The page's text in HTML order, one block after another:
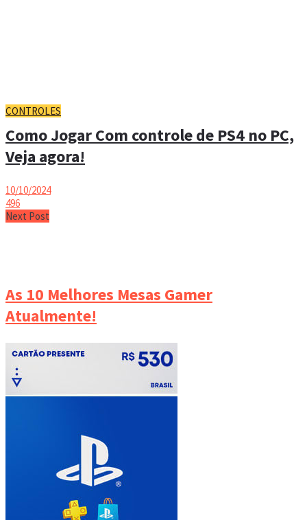
CONTROLES
Como Jogar Com controle de PS4 no PC,
Veja agora!
10/10/2024
496
Next Post
As 10 Melhores Mesas Gamer
Atualmente!